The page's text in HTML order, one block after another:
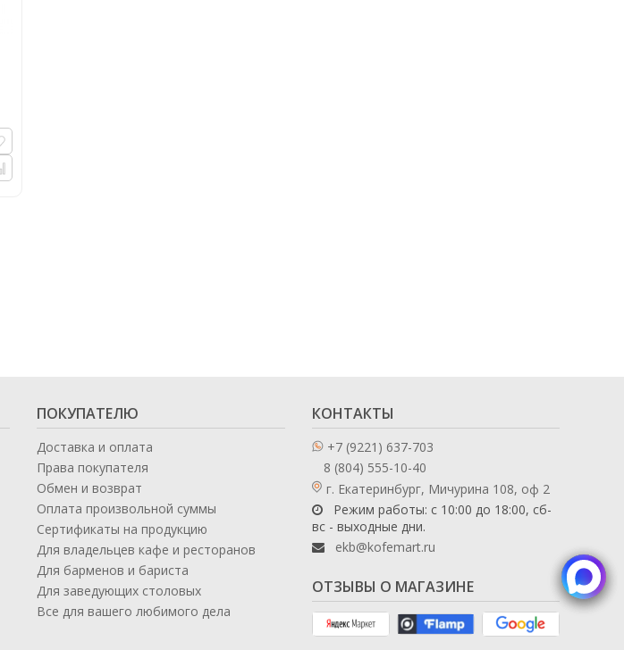
ПОКУПАТЕЛЮ
Доставка и оплата
Права покупателя
Обмен и возврат
Оплата произвольной суммы
Сертификаты на продукцию
Для владельцев кафе и ресторанов
Для барменов и бариста
Для заведующих столовых
Все для вашего любимого дела
КОНТАКТЫ
+7 (9221) 637-703
8 (804) 555-10-40
г. Екатеринбург, Мичурина 108, оф 2
Режим работы: с 10:00 до 18:00, сб-
вс - выходные дни.
ekb@kofemart.ru
ОТЗЫВЫ О МАГАЗИНЕ